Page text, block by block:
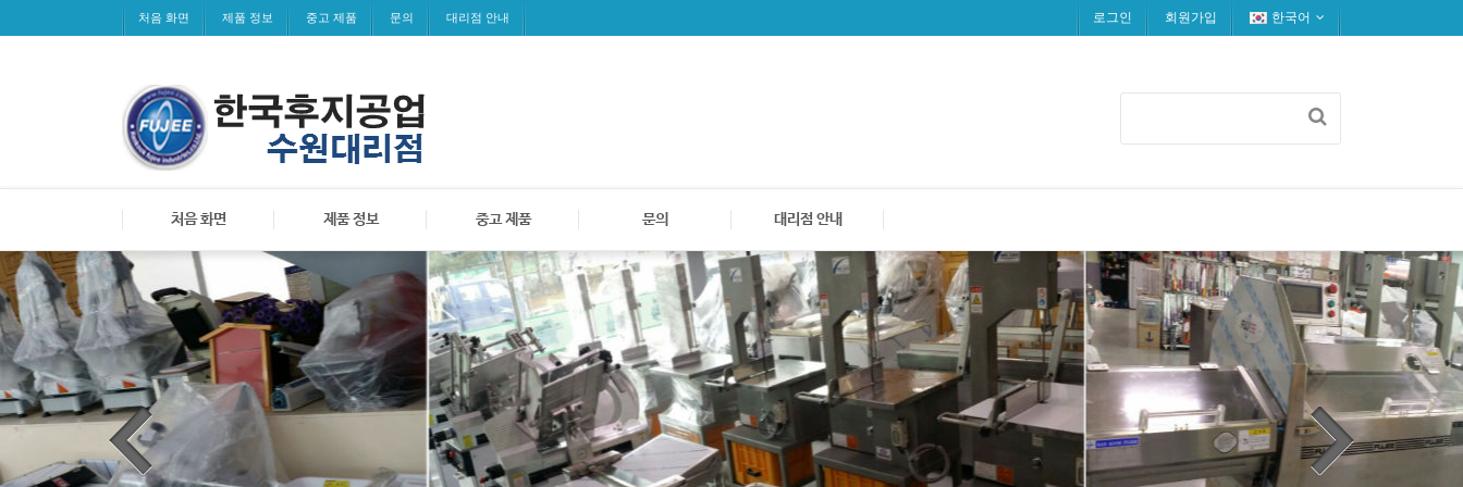
처음 화면 제품 정보 중고 제품 문의 대리점 안내 로그인 회원가입 한국어
처음 화면 제품 정보 중고 제품 문의 대리점 안내